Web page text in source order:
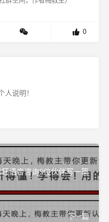
0
人说明！
语音咨询9位伙伴写一篇
下一篇